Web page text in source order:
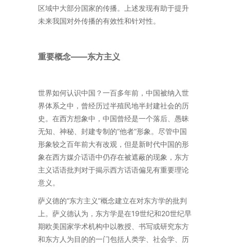
区域中大部分国家的传播。上述发现有助于提升
未来我国对外传播的有效性和针对性。
重要概念——东方主义
世界如何认识中国？一百多年前，中国被纳入世
界体系之中，曾经历过半殖民地半封建社会的历
史。在西方想象中，中国曾经是一个落后、愚昧
无知、神秘、封建专制的“他者”形象。尽管中国
形象较之百年前大有改观，但是新时代中国的形
象在西方媒介话语中仍存在被遮蔽的现象，东方
主义话语批判对于揭示西方话语偏见有重要理论
意义。
萨义德的“东方主义”概念建立在对东方学的批判
上。萨义德认为，东方学是在19世纪和20世纪早
期欧美国家学术机构中以教授、书写或研究东方
和东方人为目的的一门包括人类学、社会学、历